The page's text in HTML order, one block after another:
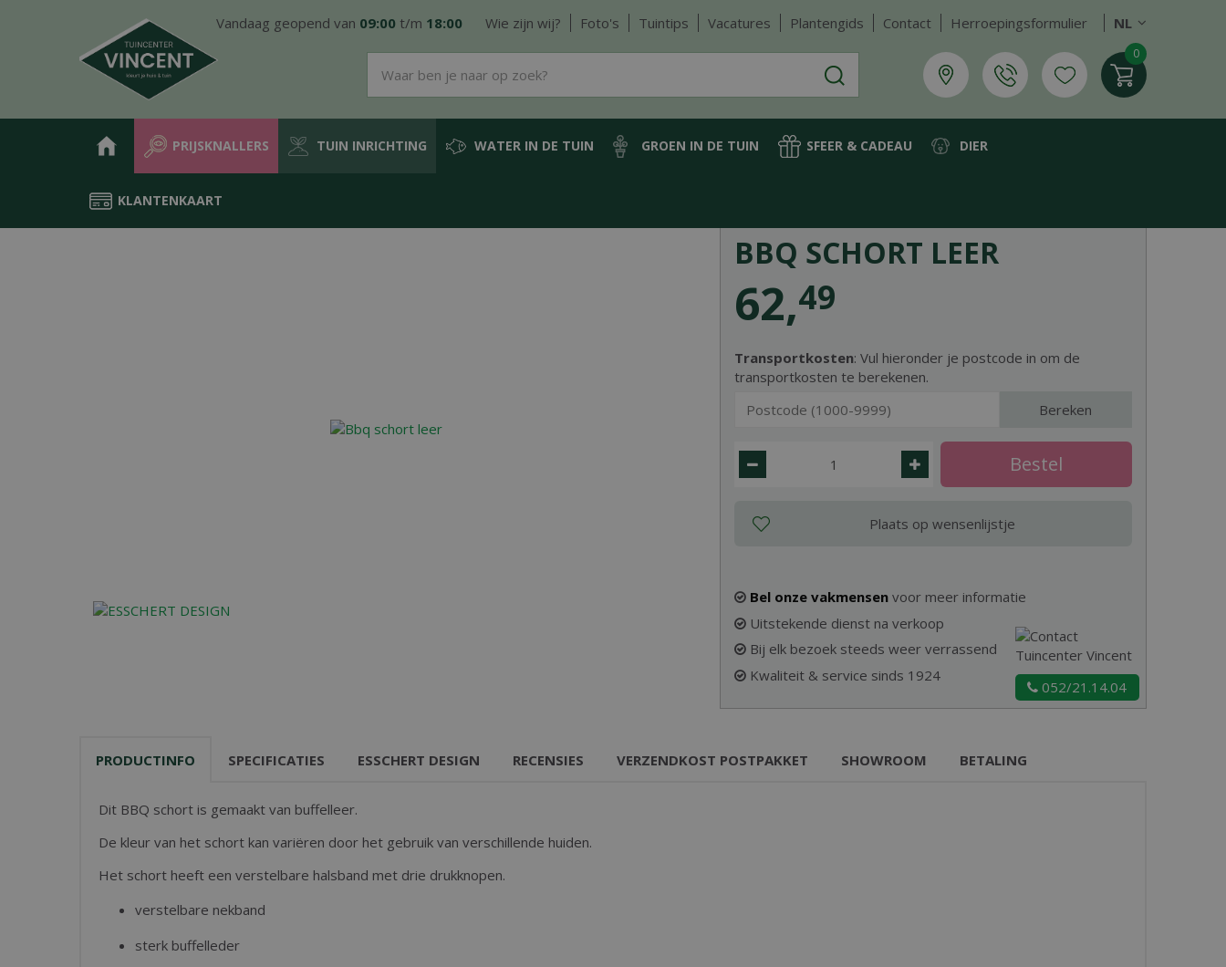
Home Producten Tuin inrichting
Vandaag geopend van 09:00 t/m 18:00 Wie zijn wij? Foto's Tuintips Vacatures Plantengids Contact Herroepingsformulier NL
PRIJSKNALLERS TUIN INRICHTING WATER IN DE TUIN GROEN IN DE TUIN SFEER & CADEAU DIER
KLANTENKAART
BBQ SCHORT LEER
Transportkosten: Vul hieronder je postcode in om de
transportkosten te berekenen.
Bereken
62,49
Bel onze vakmensen voor meer informatie
Uitstekende dienst na verkoop
Bij elk bezoek steeds weer verrassend
Kwaliteit & service sinds 1924
052/21.14.04
PRODUCTINFO SPECIFICATIES ESSCHERT DESIGN RECENSIES VERZENDKOST POSTPAKKET SHOWROOM BETALING
Dit BBQ schort is gemaakt van buffelleer.
De kleur van het schort kan variëren door het gebruik van verschillende huiden.
Het schort heeft een verstelbare halsband met drie drukknopen.
verstelbare nekband
sterk buffelleder